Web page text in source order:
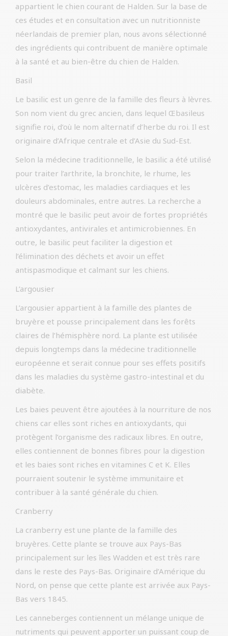
appartient le chien courant de Halden. Sur la base de
ces études et en consultation avec un nutritionniste
néerlandais de premier plan, nous avons sélectionné
des ingrédients qui contribuent de manière optimale
à la santé et au bien-être du chien de Halden.
Basil
Le basilic est un genre de la famille des fleurs à lèvres.
Son nom vient du grec ancien, dans lequel Œbasileus
signifie roi, d’où le nom alternatif d’herbe du roi. Il est
originaire d’Afrique centrale et d’Asie du Sud-Est.
Selon la médecine traditionnelle, le basilic a été utilisé
pour traiter l’arthrite, la bronchite, le rhume, les
ulcères d’estomac, les maladies cardiaques et les
douleurs abdominales, entre autres. La recherche a
montré que le basilic peut avoir de fortes propriétés
antioxydantes, antivirales et antimicrobiennes. En
outre, le basilic peut faciliter la digestion et
l’élimination des déchets et avoir un effet
antispasmodique et calmant sur les chiens.
L’argousier
L’argousier appartient à la famille des plantes de
bruyère et pousse principalement dans les forêts
claires de l’hémisphère nord. La plante est utilisée
depuis longtemps dans la médecine traditionnelle
européenne et serait connue pour ses effets positifs
dans les maladies du système gastro-intestinal et du
diabète.
Les baies peuvent être ajoutées à la nourriture de nos
chiens car elles sont riches en antioxydants, qui
protègent l’organisme des radicaux libres. En outre,
elles contiennent de bonnes fibres pour la digestion
et les baies sont riches en vitamines C et K. Elles
pourraient soutenir le système immunitaire et
contribuer à la santé générale du chien.
Cranberry
La cranberry est une plante de la famille des
bruyères. Cette plante se trouve aux Pays-Bas
principalement sur les îles Wadden et est très rare
dans le reste des Pays-Bas. Originaire d’Amérique du
Nord, on pense que cette plante est arrivée aux Pays-
Bas vers 1845.
Les canneberges contiennent un mélange unique de
nutriments qui peuvent apporter un puissant coup de